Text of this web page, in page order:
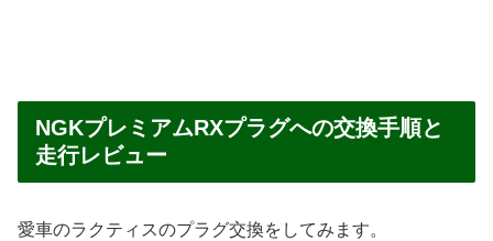
NGKプレミアムRXプラグへの交換手順と
走行レビュー
愛車のラクティスのプラグ交換をしてみます。